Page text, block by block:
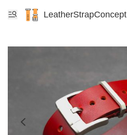
LeatherStrapConcept